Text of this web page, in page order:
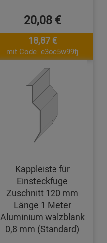
20,08 €
18,87 €
mit Code: e3oc5w99fj
Kappleiste für
Einsteckfuge
Zuschnitt 120 mm
Länge 1 Meter
Aluminium walzblank
0,8 mm (Standard)